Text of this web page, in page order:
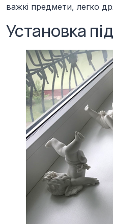
важкі предмети, легко
Установка